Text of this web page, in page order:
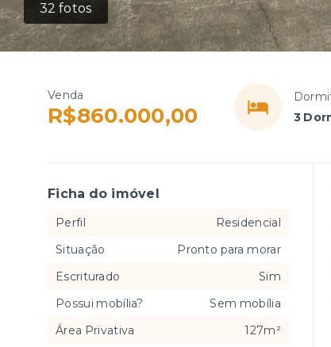
32 fotos
Venda
R$860.000,00
3
Ficha do imóvel
Perfil
Residencial
Situação
Pronto para morar
Escriturado
Sim
Possui mobília?
Sem mobília
Área Privativa
127m²